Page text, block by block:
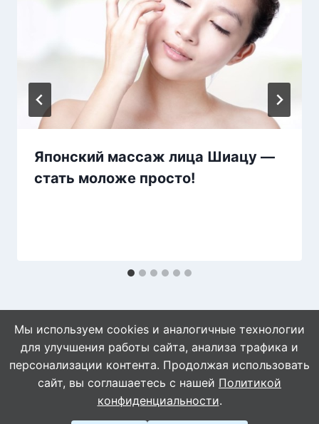
Японский массаж лица Шиацу —
стать моложе просто!
© 2026 Naget.Ru
Мы используем cookies и аналогичные технологии
для улучшения работы сайта, анализа трафика и
персонализации контента. Продолжая использовать
сайт, вы соглашаетесь с нашей Политикой
конфиденциальности.